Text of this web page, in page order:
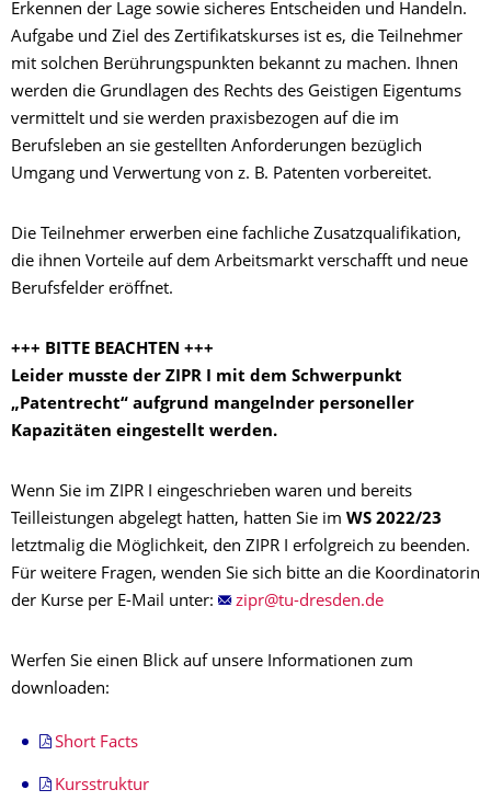
Erkennen der Lage sowie sicheres Entscheiden und Handeln.
Aufgabe und Ziel des Zertifikatskurses ist es, die Teilnehmer
mit solchen Berührungspunkten bekannt zu machen. Ihnen
werden die Grundlagen des Rechts des Geistigen Eigentums
vermittelt und sie werden praxisbezogen auf die im
Berufsleben an sie gestellten Anforderungen bezüglich
Umgang und Verwertung von z. B. Patenten vorbereitet.
Die Teilnehmer erwerben eine fachliche Zusatzqualifikation,
die ihnen Vorteile auf dem Arbeitsmarkt verschafft und neue
Berufsfelder eröffnet.
+++ BITTE BEACHTEN +++
Leider musste der ZIPR I mit dem Schwerpunkt
„Patentrecht“ aufgrund mangelnder personeller
Kapazitäten eingestellt werden.
Wenn Sie im ZIPR I eingeschrieben waren und bereits
Teilleistungen abgelegt hatten, hatten Sie im WS 2022/23
letztmalig die Möglichkeit, den ZIPR I erfolgreich zu beenden.
Für weitere Fragen, wenden Sie sich bitte an die Koordinatorin
der Kurse per E-Mail unter:
Werfen Sie einen Blick auf unsere Informationen zum
downloaden:
Short Facts
Kursstruktur